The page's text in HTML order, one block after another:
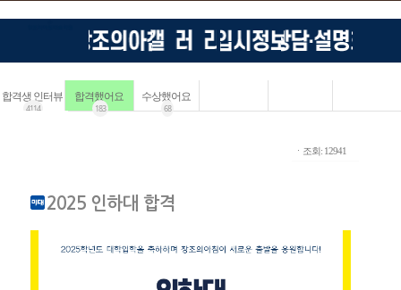
합격생 인터뷰
4114
합격했어요
183
수상했어요
68
ㆍ조회: 12941
2025 인하대 합격